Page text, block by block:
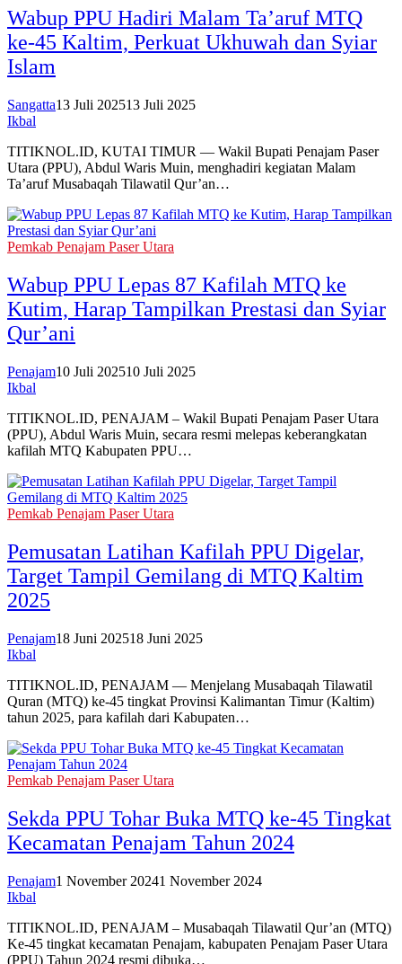
Wabup PPU Hadiri Malam Ta’aruf MTQ
ke-45 Kaltim, Perkuat Ukhuwah dan Syiar
Islam
Sangatta13 Juli 202513 Juli 2025
Ikbal
TITIKNOL.ID, KUTAI TIMUR — Wakil Bupati Penajam Paser
Utara (PPU), Abdul Waris Muin, menghadiri kegiatan Malam
Ta’aruf Musabaqah Tilawatil Qur’an…
Pemkab Penajam Paser Utara
Wabup PPU Lepas 87 Kafilah MTQ ke
Kutim, Harap Tampilkan Prestasi dan Syiar
Qur’ani
Penajam10 Juli 202510 Juli 2025
Ikbal
TITIKNOL.ID, PENAJAM – Wakil Bupati Penajam Paser Utara
(PPU), Abdul Waris Muin, secara resmi melepas keberangkatan
kafilah MTQ Kabupaten PPU…
Pemkab Penajam Paser Utara
‎Pemusatan Latihan Kafilah PPU Digelar,
Target Tampil Gemilang di MTQ Kaltim
2025
Penajam18 Juni 202518 Juni 2025
Ikbal
TITIKNOL.ID, PENAJAM — Menjelang Musabaqah Tilawatil
Quran (MTQ) ke-45 tingkat Provinsi Kalimantan Timur (Kaltim)
tahun 2025, para kafilah dari Kabupaten…
Pemkab Penajam Paser Utara
Sekda PPU Tohar Buka MTQ ke-45 Tingkat
Kecamatan Penajam Tahun 2024
Penajam1 November 20241 November 2024
Ikbal
TITIKNOL.ID, PENAJAM – Musabaqah Tilawatil Qur’an (MTQ)
Ke-45 tingkat kecamatan Penajam, kabupaten Penajam Paser Utara
(PPU) Tahun 2024 resmi dibuka…